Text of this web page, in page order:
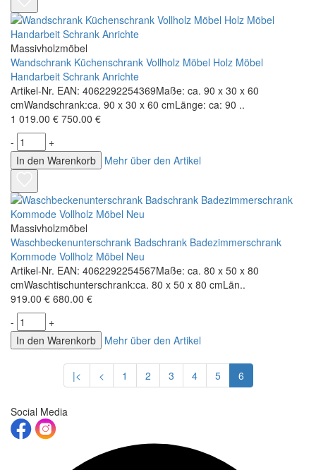
Massivholzmöbel
Wandschrank Küchenschrank Vollholz Möbel Holz Möbel
Handarbeit Schrank Anrichte
Artikel-Nr. EAN: 4062292254369Maße: ca. 90 x 30 x 60
cmWandschrank:ca. 90 x 30 x 60 cmLänge: ca: 90 ..
1 019.00 € 750.00 €
-
+
In den Warenkorb
Mehr über den Artikel
Massivholzmöbel
Waschbeckenunterschrank Badschrank Badezimmerschrank
Kommode Vollholz Möbel Neu
Artikel-Nr. EAN: 4062292254567Maße: ca. 80 x 50 x 80
cmWaschtischunterschrank:ca. 80 x 50 x 80 cmLän..
919.00 € 680.00 €
-
+
In den Warenkorb
Mehr über den Artikel
|< < 1 2 3 4 5 6
Social Media